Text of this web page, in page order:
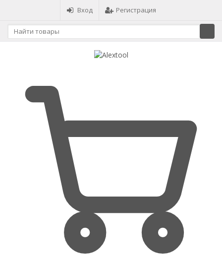
Вход Регистрация